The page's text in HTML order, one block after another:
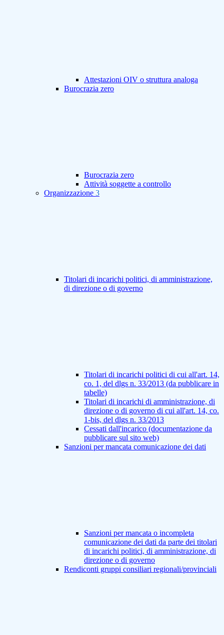
Attestazioni OIV o struttura analoga
Burocrazia zero
Burocrazia zero
Attività soggette a controllo
Organizzazione 3
Titolari di incarichi politici, di amministrazione,
di direzione o di governo
Titolari di incarichi politici di cui all'art. 14,
co. 1, del dlgs n. 33/2013 (da pubblicare in
tabelle)
Titolari di incarichi di amministrazione, di
direzione o di governo di cui all'art. 14, co.
1-bis, del dlgs n. 33/2013
Cessati dall'incarico (documentazione da
pubblicare sul sito web)
Sanzioni per mancata comunicazione dei dati
Sanzioni per mancata o incompleta
comunicazione dei dati da parte dei titolari
di incarichi politici, di amministrazione, di
direzione o di governo
Rendiconti gruppi consiliari regionali/provinciali